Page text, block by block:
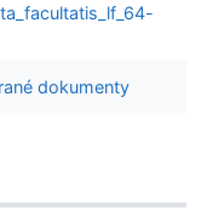
dokumenty